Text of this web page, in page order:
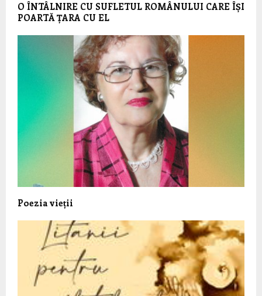
O ÎNTÂLNIRE CU SUFLETUL ROMÂNULUI CARE ÎȘI
POARTĂ ȚARA CU EL
Poezia vieții